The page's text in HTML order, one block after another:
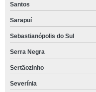
Santos
Sarapuí
Sebastianópolis do Sul
Serra Negra
Sertãozinho
Severínia